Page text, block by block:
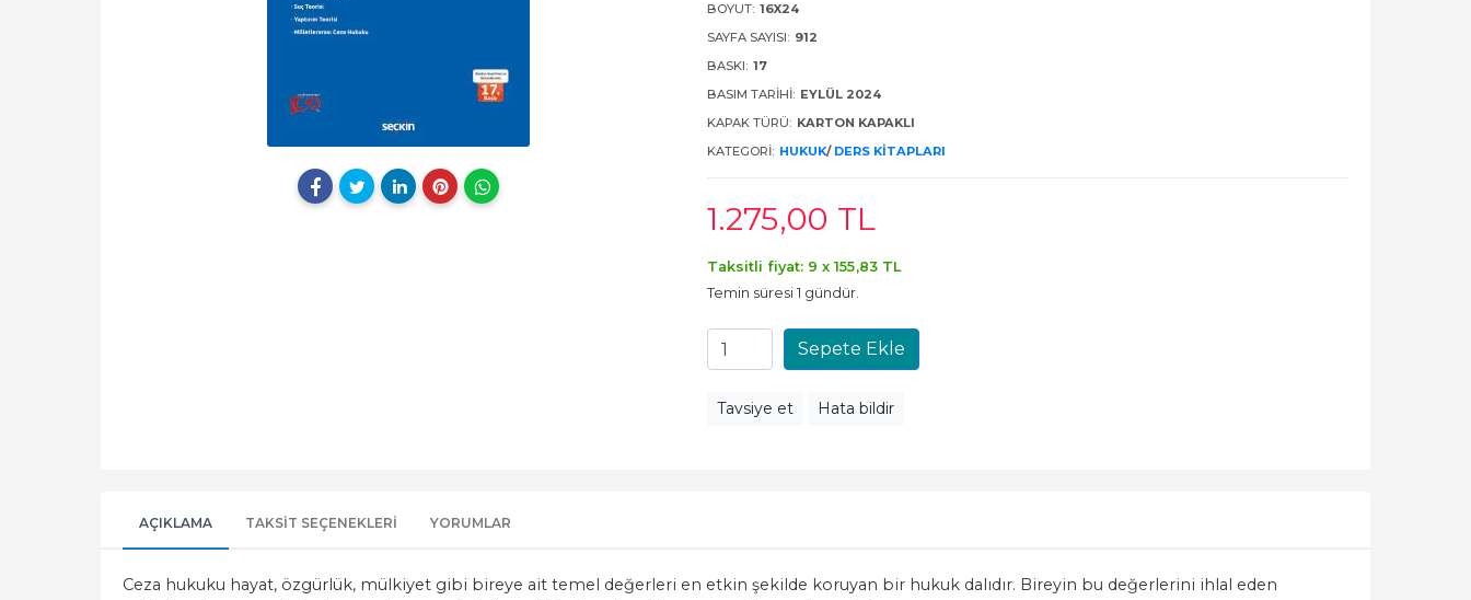
BOYUT: 16X24
SAYFA SAYISI: 912
BASKI: 17
BASIM TARIHI: EYLÜL 2024
KAPAK TÜRÜ: KARTON KAPAKLI
KATEGORI: HUKUK/ DERS KITAPLARI
1.275,00 TL
Taksitli fiyat: 9 x 155,83 TL
Temin süresi 1 gündür.
Sepete Ekle
Tavsiye et Hata bildir
AÇIKLAMA TAKSIT SEÇENEKLERI YORUMLAR
Ceza hukuku hayat, özgürlük, mülkiyet gibi bireye ait temel değerleri en etkin şekilde koruyan bir hukuk dalıdır. Bireyin bu değerlerini ihlal eden